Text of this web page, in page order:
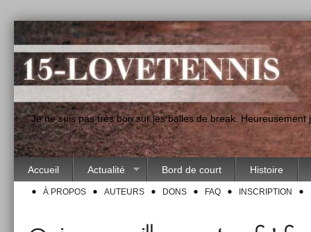
"Je ne suis pas très bon sur les balles de break.
Accueil Actualité Bord de court Histoire
À PROPOS AUTEURS DONS FAQ INSCRIPTION